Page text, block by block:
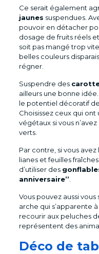
Ce serait également
jaunes suspendues.
pouvoir en détacher
dosage de fruits réels
soit pas mangé trop
belles couleurs
régner.
Suspendre des
ailleurs une bonne
le potentiel décoratif
Choisissez ceux qui
végétaux si vous
verts.
Par contre, si vous
lianes et feuilles
d’utiliser des
anniversaire’’
Vous pouvez aussi
arche qui s’apparente
recourir aux peluches
représentent des
Déco de